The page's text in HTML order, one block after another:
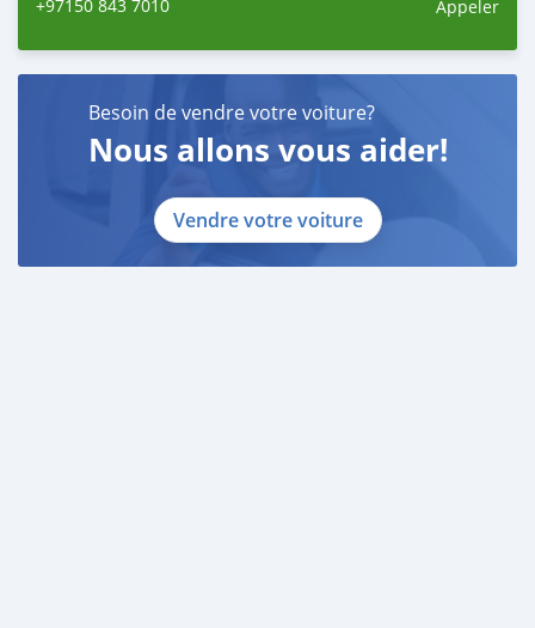
* Salary Certificate
* 3 month bank statement with original stamp
* Passport & Visa copies
* Emirates ID copy
Self Employed:
* Trade License
* Memorandum of Article
+97150 843 7010 Appeler
Besoin de vendre votre voiture?
Nous allons vous aider!
Vendre votre voiture